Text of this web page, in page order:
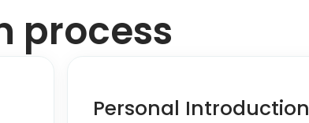
process
Personal Introduction